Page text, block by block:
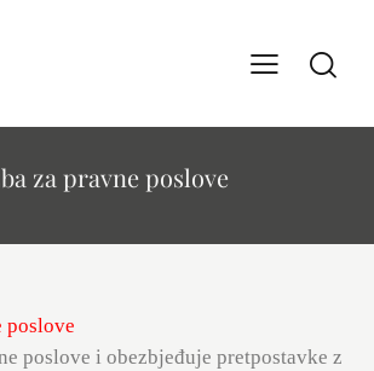
za pravne poslove
poslove
poslove i obezbjeđuje pretpostavke z